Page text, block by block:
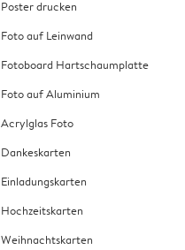
Poster drucken
Foto auf Leinwand
Fotoboard Hartschaumplatte
Foto auf Aluminium
Acrylglas Foto
Dankeskarten
Einladungskarten
Hochzeitskarten
Weihnachtskarten